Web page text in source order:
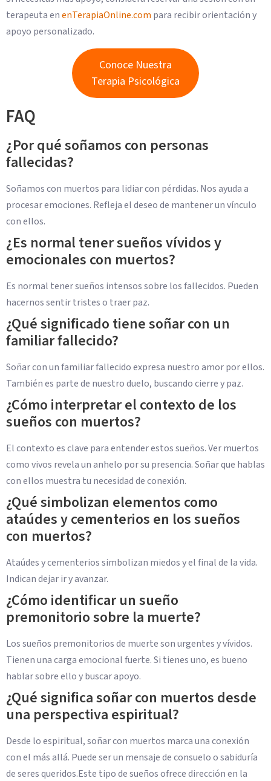
terapeuta enenTerapiaOnline.com para recibir orientación y
apoyo personalizado.
Conoce Nuestra
Terapia Psicológica
FAQ
¿Por qué soñamos con personas
fallecidas?
Soñamos con muertos para lidiar con pérdidas. Nos ayuda a
procesar emociones. Refleja el deseo de mantener un vínculo
con ellos.
¿Es normal tener sueños vívidos y
emocionales con muertos?
Es normal tener sueños intensos sobre los fallecidos. Pueden
hacernos sentir tristes o traer paz.
¿Qué significado tiene soñar con un
familiar fallecido?
Soñar con un familiar fallecido expresa nuestro amor por ellos.
También es parte de nuestro duelo, buscando cierre y paz.
¿Cómo interpretar el contexto de los
sueños con muertos?
El contexto es clave para entender estos sueños. Ver muertos
como vivos revela un anhelo por su presencia. Soñar que hablas
con ellos muestra tu necesidad de conexión.
¿Qué simbolizan elementos como
ataúdes y cementerios en los sueños
con muertos?
Ataúdes y cementerios simbolizan miedos y el final de la vida.
Indican dejar ir y avanzar.
¿Cómo identificar un sueño
premonitorio sobre la muerte?
Los sueños premonitorios de muerte son urgentes y vívidos.
Tienen una carga emocional fuerte. Si tienes uno, es bueno
hablar sobre ello y buscar apoyo.
¿Qué significa soñar con muertos desde
una perspectiva espiritual?
Desde lo espiritual, soñar con muertos marca una conexión
con el más allá. Puede ser un mensaje de consuelo o sabiduría
de seres queridos.Este tipo de sueños ofrece dirección en la